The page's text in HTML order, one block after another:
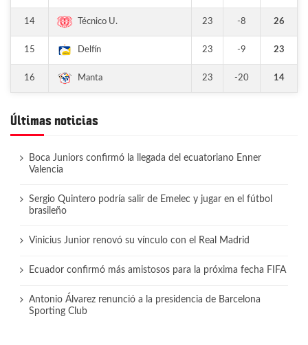
14 Técnico U. 23 -8 26
15 Delfín 23 -9 23
16 Manta 23 -20 14
Últimas noticias
Boca Juniors confirmó la llegada del ecuatoriano Enner
Valencia
Sergio Quintero podría salir de Emelec y jugar en el fútbol
brasileño
Vinicius Junior renovó su vínculo con el Real Madrid
Ecuador confirmó más amistosos para la próxima fecha FIFA
Antonio Álvarez renunció a la presidencia de Barcelona
Sporting Club